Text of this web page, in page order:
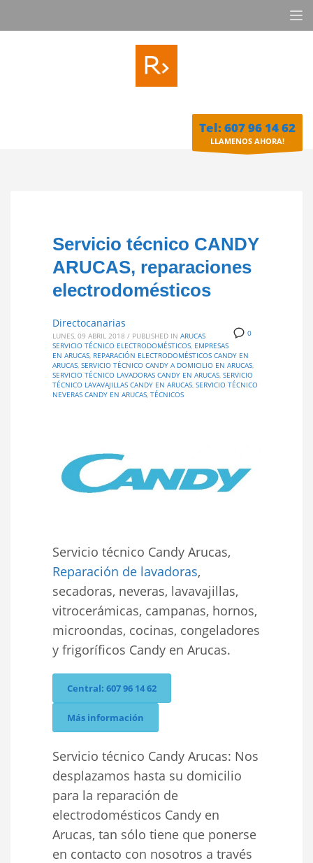
Tel: 607 96 14 62
LLAMENOS AHORA!
Servicio técnico CANDY
ARUCAS, reparaciones
electrodomésticos
0
Directocanarias
LUNES, 09 ABRIL 2018 / PUBLISHED IN ARUCAS
SERVICIO TÉCNICO ELECTRODOMÉSTICOS, EMPRESAS
EN ARUCAS, REPARACIÓN ELECTRODOMÉSTICOS CANDY EN
ARUCAS, SERVICIO TÉCNICO CANDY A DOMICILIO EN ARUCAS,
SERVICIO TÉCNICO LAVADORAS CANDY EN ARUCAS, SERVICIO
TÉCNICO LAVAVAJILLAS CANDY EN ARUCAS, SERVICIO TÉCNICO
NEVERAS CANDY EN ARUCAS, TÉCNICOS
Servicio técnico Candy Arucas,
Reparación de lavadoras,
secadoras, neveras, lavavajillas,
vitrocerámicas, campanas, hornos,
microondas, cocinas, congeladores
y frigoríficos Candy en Arucas.
Central: 607 96 14 62
Más información
Servicio técnico Candy Arucas: Nos
desplazamos hasta su domicilio
para la reparación de
electrodomésticos Candy en
Arucas, tan sólo tiene que ponerse
en contacto con nosotros a través